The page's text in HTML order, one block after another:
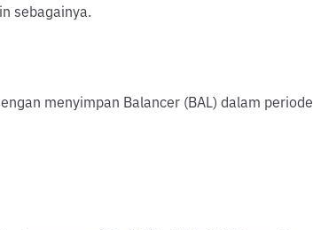
sebagainya.
menyimpan Balancer (BAL) dalam periode